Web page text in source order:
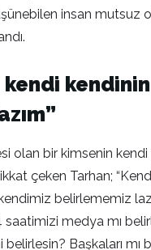
insan mutsuz
kendi
olan bir kimsenin
çeken Tarhan;
belirlememiz
medya mı
Başkaları mı